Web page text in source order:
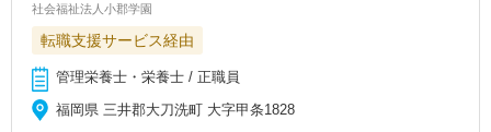
社会福祉法人小郡学園
転職支援サービス経由
管理栄養士・栄養士 / 正職員
福岡県 三井郡大刀洗町 大字甲条1828